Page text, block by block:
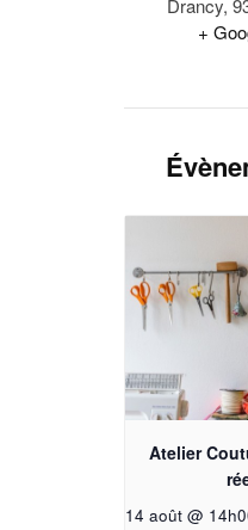
+
Atelier
14 août @